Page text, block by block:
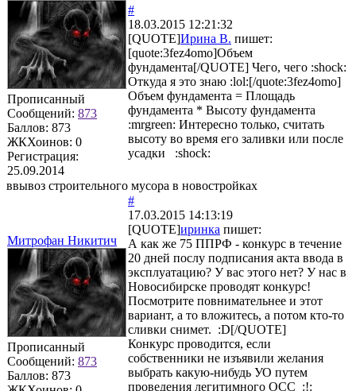
Прописанный
Сообщений: 873
Баллов: 873
ЖКХоинов: 0
Регистрация:
25.09.2014
#
18.03.2015 12:21:32
[QUOTE]Ирина В. пишет:
[quote:3fez4omo]Объем
фундамента[/QUOTE] Чего, чего :shock:
Откуда я это знаю :lol:[/quote:3fez4omo]
Объем фундамента = Площадь
фундамента * Высоту фундамента
:mrgreen: Интересно только, считать
высоту во время его заливки или после
усадки :shock:
ввывоз строительного мусора в новостройках
Митрофан Никитич
Прописанный
Сообщений: 873
Баллов: 873
#
17.03.2015 14:13:19
[QUOTE]иринка пишет:
А как же 75 ППРФ - конкурс в течение
20 дней послу подписания акта ввода в
эксплуатацию? У вас этого нет? У нас в
Новосибирске проводят конкурс!
Посмотрите повнимательнее и этот
вариант, а то вложитесь, а потом кто-то
сливки снимет. :D[/QUOTE]
Конкурс проводится, если
собственники не изъявили желания
выбрать какую-нибудь УО путем
проведения легитимного ОСС :!: